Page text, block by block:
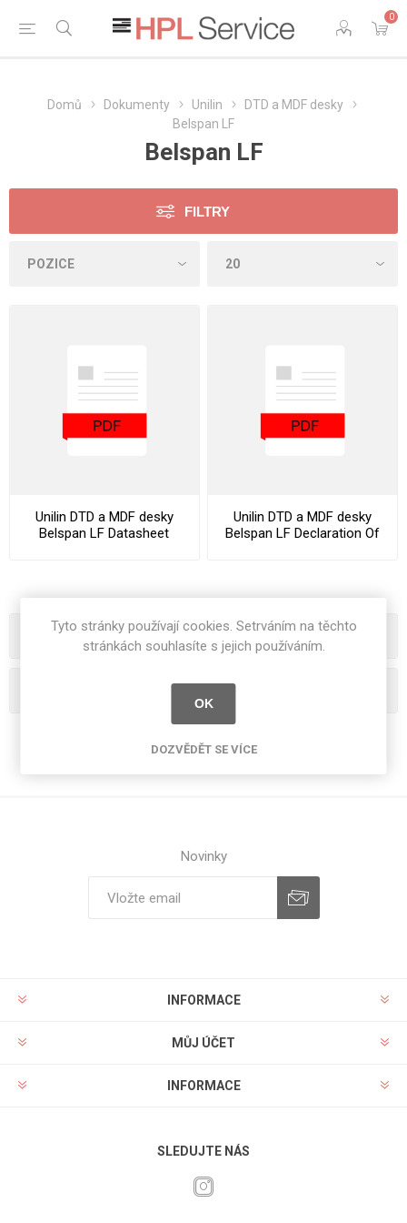
0
Domů Dokumenty Unilin
DTD a MDF desky
Belspan LF
Belspan LF
FILTRY
Unilin DTD a MDF desky
Belspan LF Datasheet
Unilin DTD a MDF desky
Belspan LF Declaration Of
Kategorie
Novinky
INFORMACE
MŮJ ÚČET
INFORMACE
SLEDUJTE NÁS
Tyto stránky používají cookies. Setrváním na těchto
stránkách souhlasíte s jejich používáním.
OK
DOZVĚDĚT SE VÍCE